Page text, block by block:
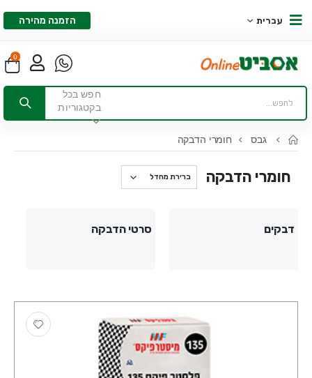
עברית הזמנה מהירה
0
חפש בכל
בקטגוריות
גבס חומרי הדבקה
חומרי הדבקה
דבקים סרטי הדבקה